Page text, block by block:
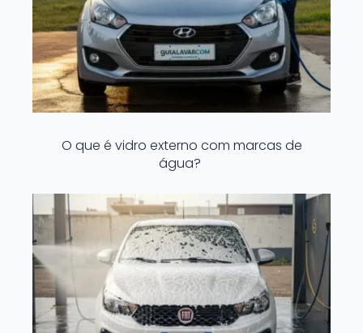
O que é vidro externo com marcas de
água?